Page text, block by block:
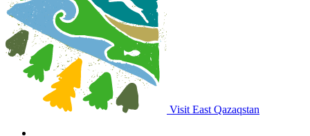
Visit East Qazaqstan